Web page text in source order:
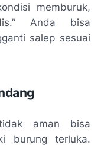
memburuk,
Anda bisa
salep sesuai
aman bisa
burung terluka.